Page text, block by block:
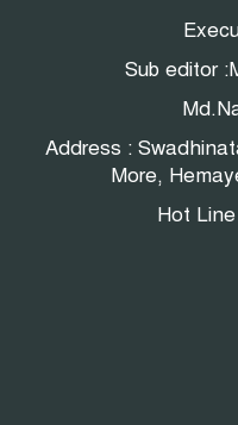
Sub editor
Address :
More,
Hot Line